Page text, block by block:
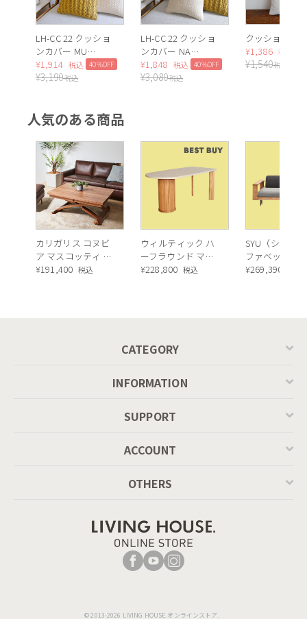
LH-CC 22 クッショ
ンカバー MU
40×40cm
¥1,914 税込 40%OFF
¥3,190税込
LH-CC 22 クッショ
ンカバー NA
40×40cm
¥1,848 税込 40%OFF
¥3,080税込
クッション中
¥1,386 税込
¥1,540税込
人気のある商品
カリガリス コヌビ
ア マスコッティ 伸
長・昇降式テーブ
¥191,400 税込
ウィルティック ハ
ーフラウンド マテ
ィエラ塗装 ダイニ
¥228,800 税込
SYU（シュウ
ファベッド（
ュラル）
¥269,390
CATEGORY
INFORMATION
SUPPORT
ACCOUNT
OTHERS
© 2013-2026 LIVING HOUSE.オンラインストア.